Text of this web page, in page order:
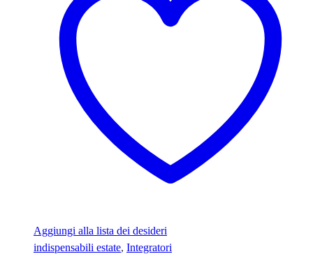
Aggiungi alla lista dei desideri
indispensabili estate, Integratori